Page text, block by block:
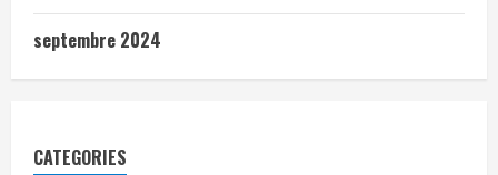
septembre 2024
CATEGORIES